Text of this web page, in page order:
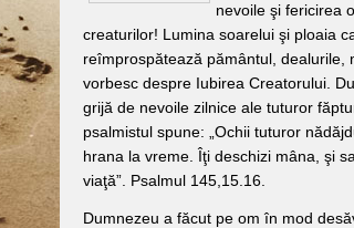
nevoile şi fericirea
creaturilor! Lumina soarelui şi ploaia
reîmprospătează pământul, dealurile,
vorbesc despre Iubirea Creatorului.
grijă de nevoile zilnice ale tuturor
psalmistul spune: „Ochii tuturor
hrana la vreme. Îţi deschizi mâna, şi
viaţă”. Psalmul 145,15.16.
Dumnezeu a făcut pe om în mod